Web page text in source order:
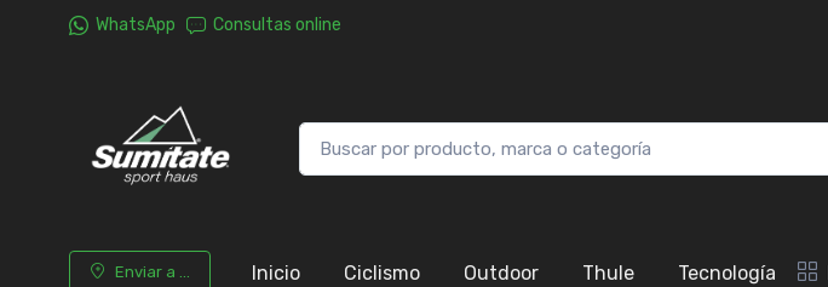
WhatsApp Consultas online
Enviar a ... Inicio Ciclismo Outdoor Thule Tecnología